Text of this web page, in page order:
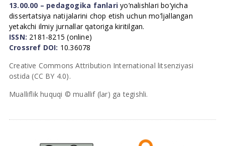
13.00.00 – pedagogika fanlari yo’nalishlari bo’yicha
dissertatsiya natijalarini chop etish uchun mo’ljallangan
yetakchi ilmiy jurnallar qatoriga kiritilgan.
ISSN: 2181-8215 (online)
Crossref DOI: 10.36078
Creative Commons Attribution International litsenziyasi
ostida (CC BY 4.0).
Mualliflik huquqi © muallif (lar) ga tegishli.